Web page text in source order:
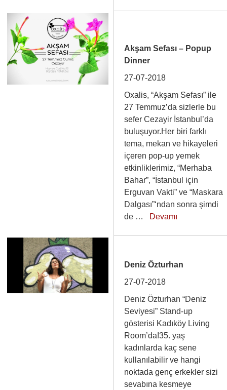
Akşam Sefası – Popup
Dinner
27-07-2018
Oxalis, “Akşam Sefası” ile
27 Temmuz’da sizlerle bu
sefer Cezayir İstanbul’da
buluşuyor.Her biri farklı
tema, mekan ve hikayeleri
içeren pop-up yemek
etkinliklerimiz, “Merhaba
Bahar”, “İstanbul için
Erguvan Vakti” ve “Maskara
Dalgası”‘ndan sonra şimdi
de … Devamı
Deniz Özturhan
27-07-2018
Deniz Özturhan “Deniz
Seviyesi” Stand-up
gösterisi Kadıköy Living
Room’da!35. yaş
kadınlarda kaç sene
kullanılabilir ve hangi
noktada genç erkekler sizi
sevabına kesmeye